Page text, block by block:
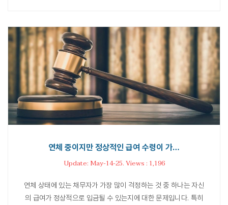
연체 중이지만 정상적인 급여 수령이 가…
Update: May-14-25. Views : 1,196
연체 상태에 있는 채무자가 가장 많이 걱정하는 것 중 하나는 자신
의 급여가 정상적으로 입금될 수 있는지에 대한 문제입니다. 특히